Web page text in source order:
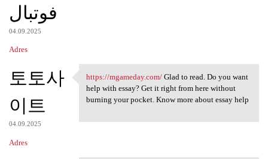
فوتبال
04.09.2025
Adres
토토사
이트
04.09.2025
Adres
https://mgameday.com/ Glad to
https://mgameday.com/Glad to read. Do you want
help with essay? Get it right from here without
burning your pocket. Know more about essay help